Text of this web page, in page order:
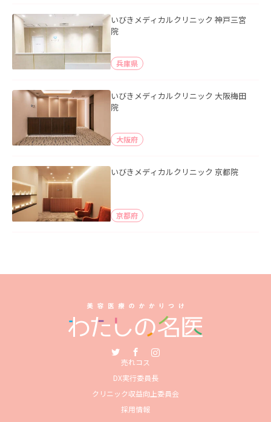
いびきメディカルクリニック 神戸三宮
院
兵庫県
いびきメディカルクリニック 大阪梅田
院
大阪府
いびきメディカルクリニック 京都院
京都府
売れコス
DX実行委員長
クリニック収益向上委員会
採用情報